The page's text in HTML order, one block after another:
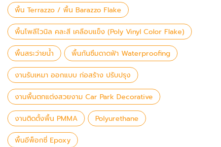
พื้น Terrazzo / พื้น Barazzo Flake
พื้นโพลีไวนิล คละสี เคลือบแข็ง (Poly Vinyl Color Flake)
พื้นสระว่ายน้ำ พื้นกันซึมดาดฟ้า Waterproofing
งานรับเหมา ออกแบบ ก่อสร้าง ปรับปรุง
งานพื้นตกแต่งสวยงาม Car Park Decorative
งานติดตั้งพื้น PMMA Polyurethane
พื้นอีพ็อกซี่ Epoxy